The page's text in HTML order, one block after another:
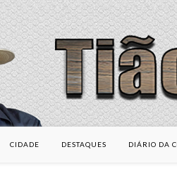
CIDADE DESTAQUES DIÁRIO DA